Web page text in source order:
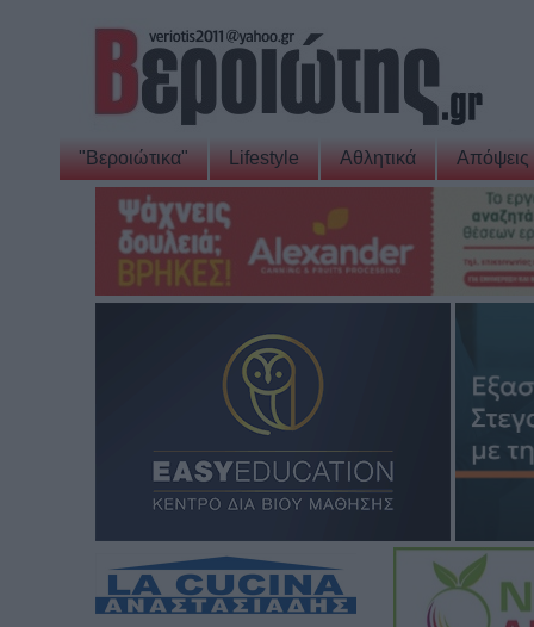
"Βεροιώτικα" Lifestyle Αθλητικά Απόψεις